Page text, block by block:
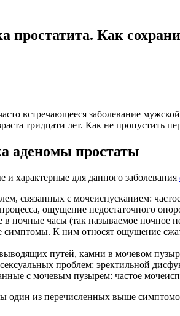
простатита. Как
встречающееся заболевание
тридцати лет. Как не пропустить
аденомы простаты
характерные для данного заболевания
связанных с мочеиспусканием:
ощущение недостаточного
в ночные часы (так называемое ночное
симптомы. К ним относят ощущение
путей, камни в мочевом
проблем: эректильной
с мочевым пузырем: частое
один из перечисленных выше